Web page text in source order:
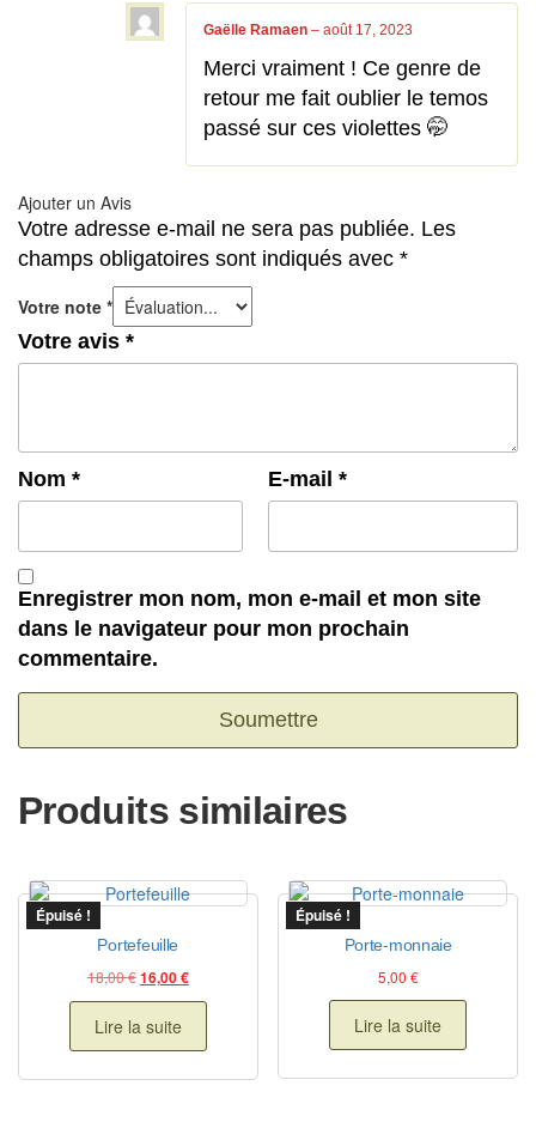
Gaëlle Ramaen – août 17, 2023
Merci vraiment ! Ce genre de
retour me fait oublier le temos
passé sur ces violettes 🤭
Ajouter un Avis
Votre adresse e-mail ne sera pas publiée. Les
champs obligatoires sont indiqués avec *
Votre note *
Votre avis *
Nom * E-mail *
Enregistrer mon nom, mon e-mail et mon site
dans le navigateur pour mon prochain
commentaire.
Produits similaires
Épuisé !
Portefeuille
18,00€Le prix initial était : 18,00 €.
16,00€Le prix actuel est : 16,00 €.
Lire la suite
Épuisé !
Porte-monnaie
5,00 €
Lire la suite